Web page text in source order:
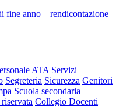
fine anno – rendicontazione
ATA Servizi
Segreteria Sicurezza Genitori
Scuola secondaria
Collegio Docenti